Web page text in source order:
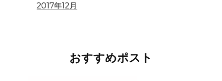
2017年12月
おすすめポスト